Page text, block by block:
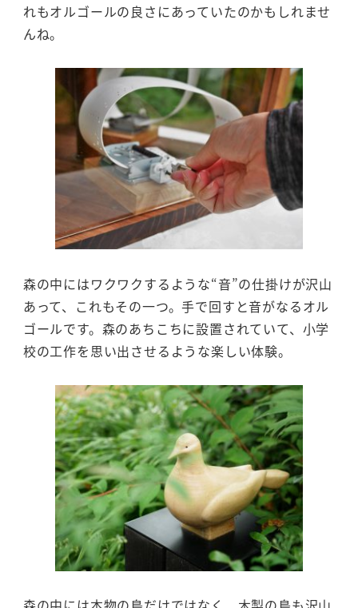
れもオルゴールの良さにあっていたのかもしれませ
んね。
森の中にはワクワクするような“音”の仕掛けが沢山
あって、これもその一つ。手で回すと音がなるオル
ゴールです。森のあちこちに設置されていて、小学
校の工作を思い出させるような楽しい体験。